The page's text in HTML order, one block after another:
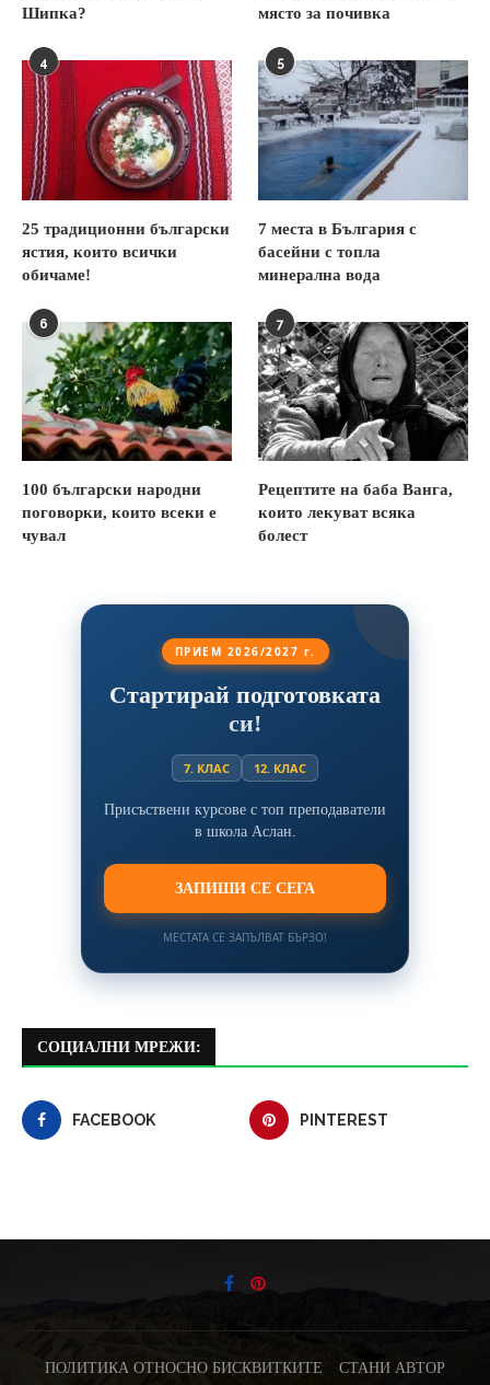
Шипка?
място за почивка
4
25 традиционни български
ястия, които всички
обичаме!
5
7 места в България с
басейни с топла
минерална вода
6
100 български народни
поговорки, които всеки е
чувал
7
Рецептите на баба Ванга,
които лекуват всяка
болест
ПРИЕМ 2026/2027 г.
Стартирай подготовката
си!
7. КЛАС 12. КЛАС
Присъствени курсове с топ преподаватели
в школа Аслан.
ЗАПИШИ СЕ СЕГА
МЕСТАТА СЕ ЗАПЪЛВАТ БЪРЗО!
СОЦИАЛНИ МРЕЖИ:
FACEBOOK PINTEREST
ПОЛИТИКА ОТНОСНО БИСКВИТКИТЕ СТАНИ АВТОР